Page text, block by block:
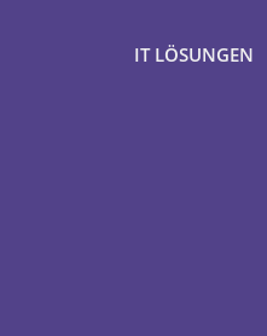
IT LÖSUNGEN